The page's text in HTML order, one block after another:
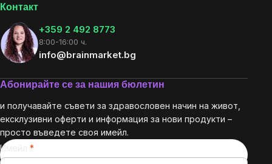
Контакт
+359 2 492 8773
8:00-16:00 ч.
info@brainmarket.bg
Абонирайте се за нашия бюлетин
и получавайте съвети за здравословен начин на живот,
ексклузивни оферти и информация за нови продукти –
просто въведете своя имейл.
Имейл